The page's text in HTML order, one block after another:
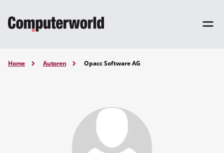
Home Autoren Opacc Software AG